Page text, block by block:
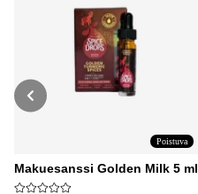
Poistuva
Makuesanssi Golden Milk 5 ml